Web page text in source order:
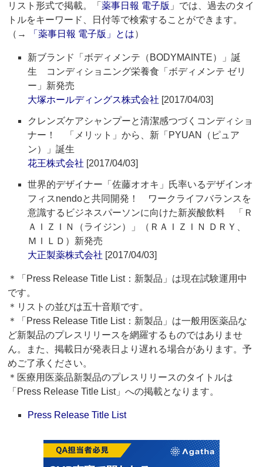
リスト形式で掲載。「薬事日報 電子版 」では、過去のタイ
トルをキーワード、日付等で検索することができます。
（→
「薬事日報 電子版」とは）
新ブランド「ボディメンテ（BODYMAINTE）」誕
生 コンディショニング栄養食「ボディメンテ ゼリ
ー」新発売
大塚ホールディングス株式会社 [2017/04/03]
クレンズケアシャンプーと清潔感つづくコンディショ
ナー！ 「メリット」から、新「PYUAN（ピュア
ン）」誕生
花王株式会社 [2017/04/03]
世界的デザイナー「佐藤オオキ」氏率いるデザインオ
フィスnendoと共同開発！ ワークライフバランスを
意識するビジネスパーソンに向けた新炭酸飲料 「Ｒ
ＡＩＺＩＮ（ライジン）」（ＲＡＩＺＩＮ ＤＲＹ、
ＭＩＬＤ）新発売
大正製薬株式会社 [2017/04/03]
＊「Press Release Title List：新製品」は現在試験運用中
です。
＊リストの並びは五十音順です。
＊「Press Release Title List：新製品」は一般用医薬品な
ど新製品のプレスリリースを網羅するものではありませ
ん。また、掲載日が発表日より遅れる場合があります。予
めご了承ください。
＊医療用医薬品新製品のプレスリリースのタイトルは
「Press Release Title List」への掲載となります。
Press Release Title List